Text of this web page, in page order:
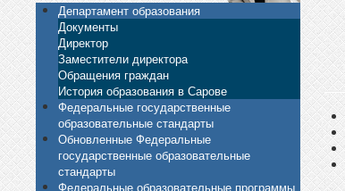
Департамент образования
Документы
Директор
Заместители директора
Обращения граждан
История образования в Сарове
Федеральные государственные
образовательные стандарты
Обновленные Федеральные
государственные образовательные
стандарты
Федеральные образовательные программы